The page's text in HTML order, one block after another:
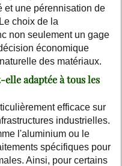
et une pérennisation de
choix de la
non seulement un gage
économique
des matériaux.
adaptée à tous les
efficace sur
industrielles.
l'aluminium ou le
spécifiques pour
Ainsi, pour certains